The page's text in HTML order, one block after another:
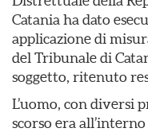
Catania ha dato
applicazione di
del Tribunale di
soggetto, ritenuto
L’uomo, con diversi
scorso era